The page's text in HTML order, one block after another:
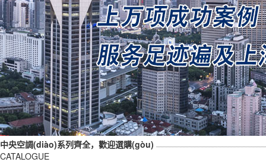
中央空調(diào)系列齊全，歡迎選購(gòu)
CATALOGUE